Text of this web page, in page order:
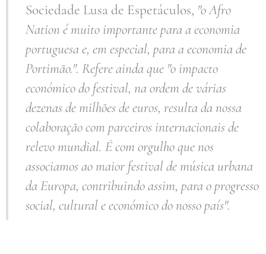
Sociedade Lusa de Espetáculos, "o Afro
Nation é muito importante para a economia
portuguesa e, em especial, para a economia de
Portimão.". Refere ainda que "o impacto
económico do festival, na ordem de várias
dezenas de milhões de euros, resulta da nossa
colaboração com parceiros internacionais de
relevo mundial. É com orgulho que nos
associamos ao maior festival de música urbana
da Europa, contribuindo assim, para o progresso
social, cultural e económico do nosso país".